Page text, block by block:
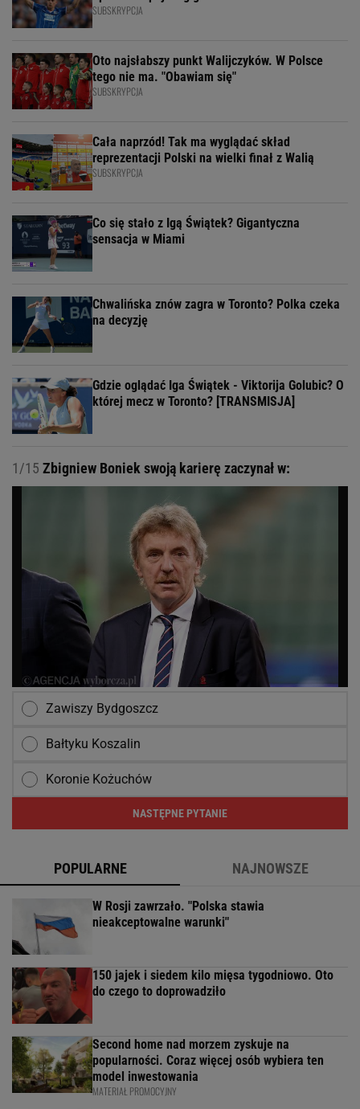
SUBSKRYPCJA
Oto najsłabszy punkt Walijczyków. W Polsce
tego nie ma. "Obawiam się"
SUBSKRYPCJA
Cała naprzód! Tak ma wyglądać skład
reprezentacji Polski na wielki finał z Walią
SUBSKRYPCJA
Co się stało z Igą Świątek? Gigantyczna
sensacja w Miami
Chwalińska znów zagra w Toronto? Polka czeka
na decyzję
Gdzie oglądać Iga Świątek - Viktorija Golubic? O
której mecz w Toronto? [TRANSMISJA]
1/15 Zbigniew Boniek swoją karierę zaczynał w:
Zawiszy Bydgoszcz
Bałtyku Koszalin
Koronie Kożuchów
NASTĘPNE PYTANIE
POPULARNE NAJNOWSZE
W Rosji zawrzało. "Polska stawia
nieakceptowalne warunki"
150 jajek i siedem kilo mięsa tygodniowo. Oto
do czego to doprowadziło
Second home nad morzem zyskuje na
popularności. Coraz więcej osób wybiera ten
model inwestowania
MATERIAŁ PROMOCYJNY